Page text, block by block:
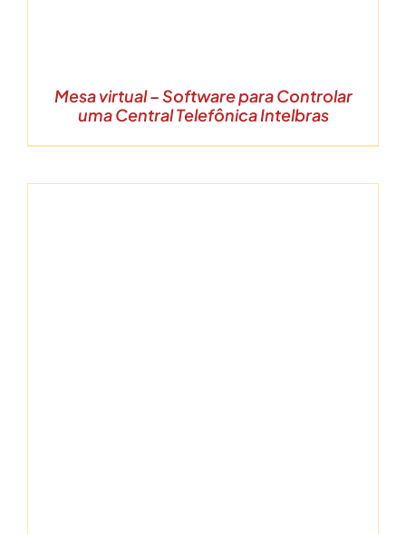
Mesa virtual – Software para Controlar
uma Central Telefônica Intelbras